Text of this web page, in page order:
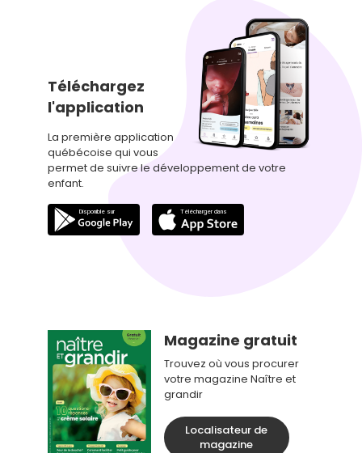
Téléchargez
l'application
La première application
québécoise qui vous
permet de suivre le développement de votre
enfant.
Magazine gratuit
Trouvez où vous procurer
votre magazine Naître et
grandir
Localisateur de
magazine